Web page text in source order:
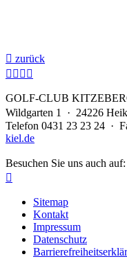
 zurück
   
GOLF-CLUB
Wildgarten 1 · 24226
Telefon 0431 23 23 24 ·
kiel.de
Besuchen Sie uns auch auf:

Sitemap
Kontakt
Impressum
Datenschutz